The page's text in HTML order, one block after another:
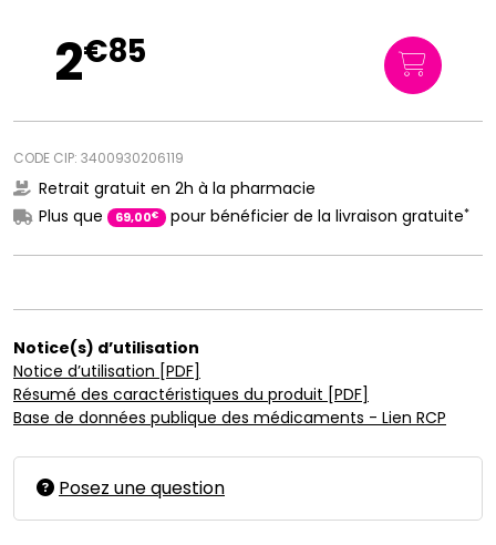
2€85
CODE CIP: 3400930206119
Retrait gratuit en 2h à la pharmacie
Plus que
69,00€ pour bénéficier de la livraison gratuite*
Notice(s) d’utilisation
Notice d’utilisation [PDF]
Résumé des caractéristiques du produit [PDF]
Base de données publique des médicaments - Lien RCP
Posez une question